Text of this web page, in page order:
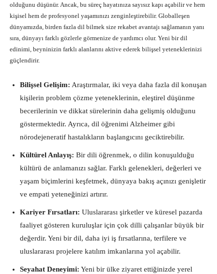
olduğunu düşünür. Ancak, bu süreç hayatınıza sayısız kapı açabilir ve hem
kişisel hem de profesyonel yaşamınızı zenginleştirebilir. Globalleşen
dünyamızda, birden fazla dil bilmek size rekabet avantajı sağlamanın yanı
sıra, dünyayı farklı gözlerle görmenize de yardımcı olur. Yeni bir dil
edinimi, beyninizin farklı alanlarını aktive ederek bilişsel yeteneklerinizi
güçlendirir.
Bilişsel Gelişim: Araştırmalar, iki veya daha fazla dil konuşan
kişilerin problem çözme yeteneklerinin, eleştirel düşünme
becerilerinin ve dikkat sürelerinin daha gelişmiş olduğunu
göstermektedir. Ayrıca, dil öğrenimi Alzheimer gibi
nörodejeneratif hastalıkların başlangıcını geciktirebilir.
Kültürel Anlayış: Bir dili öğrenmek, o dilin konuşulduğu
kültürü de anlamanızı sağlar. Farklı gelenekleri, değerleri ve
yaşam biçimlerini keşfetmek, dünyaya bakış açınızı genişletir
ve empati yeteneğinizi artırır.
Kariyer Fırsatları: Uluslararası şirketler ve küresel pazarda
faaliyet gösteren kuruluşlar için çok dilli çalışanlar büyük bir
değerdir. Yeni bir dil, daha iyi iş fırsatlarına, terfilere ve
uluslararası projelere katılım imkanlarına yol açabilir.
Seyahat Deneyimi: Yeni bir ülke ziyaret ettiğinizde yerel